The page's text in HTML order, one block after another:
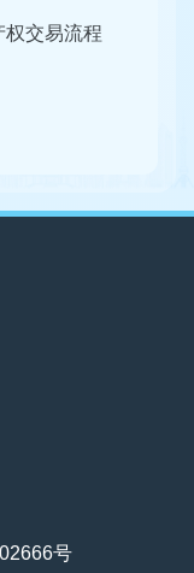
权交易流程
号